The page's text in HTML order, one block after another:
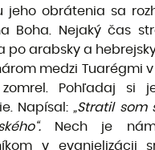
jeho obrátenia sa
Boha. Nejaký čas
po arabsky a
medzi Tuarégmi v
Pohľadaj si
Napísal:„Stratil som
Nech je
v evanjelizácii